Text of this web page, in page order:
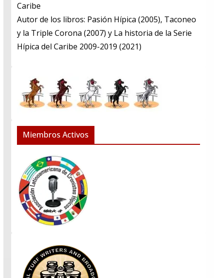
Caribe
​Autor de los libros: Pasión Hípica (2005), Taconeo
y la Triple Corona (2007) y La historia de la Serie
Hípica del Caribe 2009-2019 (2021)
Miembros Activos